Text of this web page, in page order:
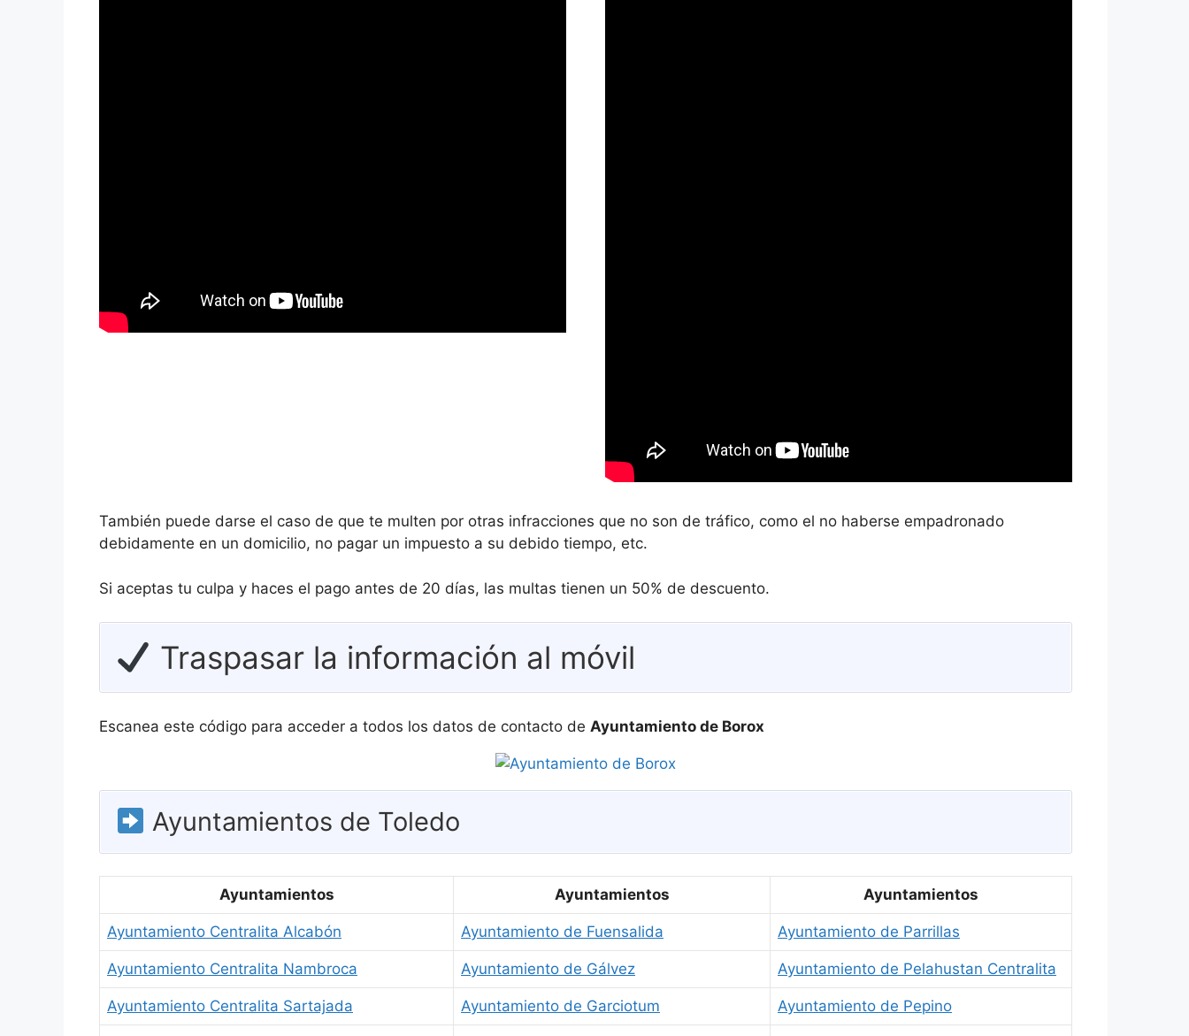
También puede darse el caso de que te multen por otras infracciones que no son de tráfico, como el no haberse empadronado
debidamente en un domicilio, no pagar un impuesto a su debido tiempo, etc.
Si aceptas tu culpa y haces el pago antes de 20 días, las multas tienen un 50% de descuento.
Traspasar la información al móvil
Escanea este código para acceder a todos los datos de contacto de Ayuntamiento de Borox
Ayuntamientos de Toledo
Ayuntamientos Ayuntamientos Ayuntamientos
Ayuntamiento Centralita Alcabón Ayuntamiento de Fuensalida Ayuntamiento de Parrillas
Ayuntamiento Centralita Nambroca Ayuntamiento de Gálvez Ayuntamiento de Pelahustan Centralita
Ayuntamiento Centralita Sartajada Ayuntamiento de Garciotum Ayuntamiento de Pepino